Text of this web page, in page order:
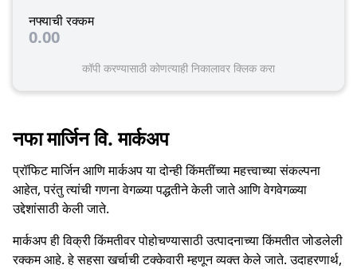
नफ्याची रक्कम
0.00
कॉपी करण्यासाठी कोणत्याही निकालावर क्लिक करा
नफा मार्जिन वि. मार्कअप
प्रॉफिट मार्जिन आणि मार्कअप या दोन्ही किंमतींच्या महत्त्वाच्या संकल्पना
आहेत, परंतु त्यांची गणना वेगळ्या पद्धतीने केली जाते आणि वेगवेगळ्या
उद्देशांसाठी केली जाते.
मार्कअप ही विक्री किंमतीवर पोहोचण्यासाठी उत्पादनाच्या किंमतीत जोडलेली
रक्कम आहे. हे सहसा खर्चाची टक्केवारी म्हणून व्यक्त केले जाते. उदाहरणार्थ,